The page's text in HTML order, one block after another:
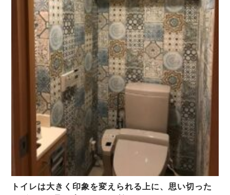
トイレは大きく印象を変えられる上に、思い切った